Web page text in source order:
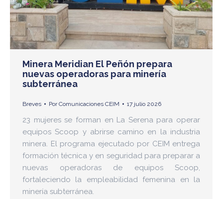
Minera Meridian El Peñón prepara
nuevas operadoras para minería
subterránea
Breves PorComunicaciones CEIM 17 julio 2026
23 mujeres se forman en La Serena para operar
equipos Scoop y abrirse camino en la industria
minera. El programa ejecutado por CEIM entrega
formación técnica y en seguridad para preparar a
nuevas operadoras de equipos Scoop,
fortaleciendo la empleabilidad femenina en la
minería subterránea.